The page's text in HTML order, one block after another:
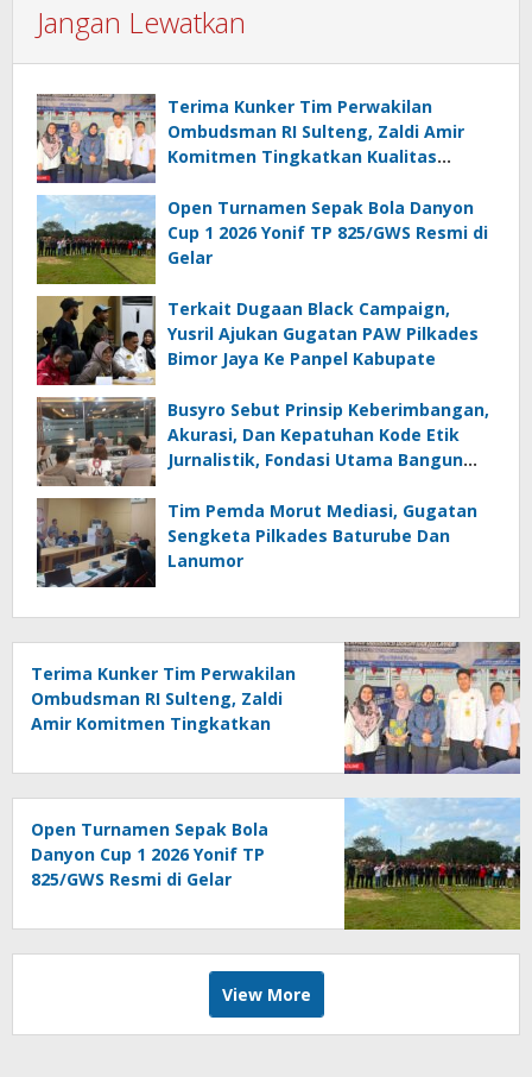
Jangan Lewatkan
Terima Kunker Tim Perwakilan
Ombudsman RI Sulteng, Zaldi Amir
Komitmen Tingkatkan Kualitas
Mal Administrasi
Open Turnamen Sepak Bola Danyon
Cup 1 2026 Yonif TP 825/GWS Resmi di
Gelar
Terkait Dugaan Black Campaign,
Yusril Ajukan Gugatan PAW Pilkades
Bimor Jaya Ke Panpel Kabupate
Busyro Sebut Prinsip Keberimbangan,
Akurasi, Dan Kepatuhan Kode Etik
Jurnalistik, Fondasi Utama Bangun
Tim Pemda Morut Mediasi, Gugatan
Sengketa Pilkades Baturube Dan
Lanumor
Terima Kunker Tim Perwakilan
Ombudsman RI Sulteng, Zaldi
Amir Komitmen Tingkatkan
Akuntabel Bebas Mal
Administrasi
Open Turnamen Sepak Bola
Danyon Cup 1 2026 Yonif TP
825/GWS Resmi di Gelar
View More